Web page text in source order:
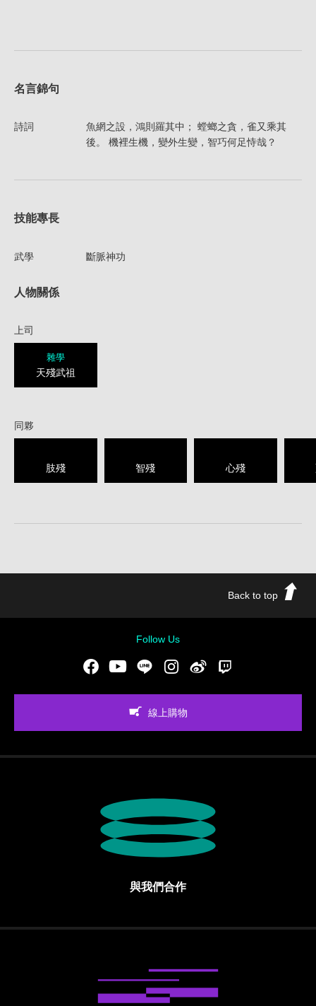
名言錦句
詩詞
魚網之設，鴻則羅其中； 螳螂之貪，雀又乘其
後。 機裡生機，變外生變，智巧何足恃哉？
技能專長
武學 斷脈神功
人物關係
上司
雜學
天殘武祖
同夥
肢殘 智殘 心殘
Back to top
Follow Us
FacebookYoutubeLINE Instgram新浪微博
線上購物
與我們合作